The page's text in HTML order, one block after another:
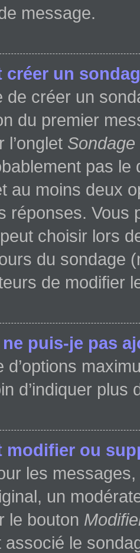
message.
créer un
de créer un
du premier
l’onglet Sondage
pas
au moins deux
réponses. Vous
choisir lors
du sondage
de modifier
puis-je pas
d’options
d’indiquer plus
modifier ou
les
un
le bouton
le